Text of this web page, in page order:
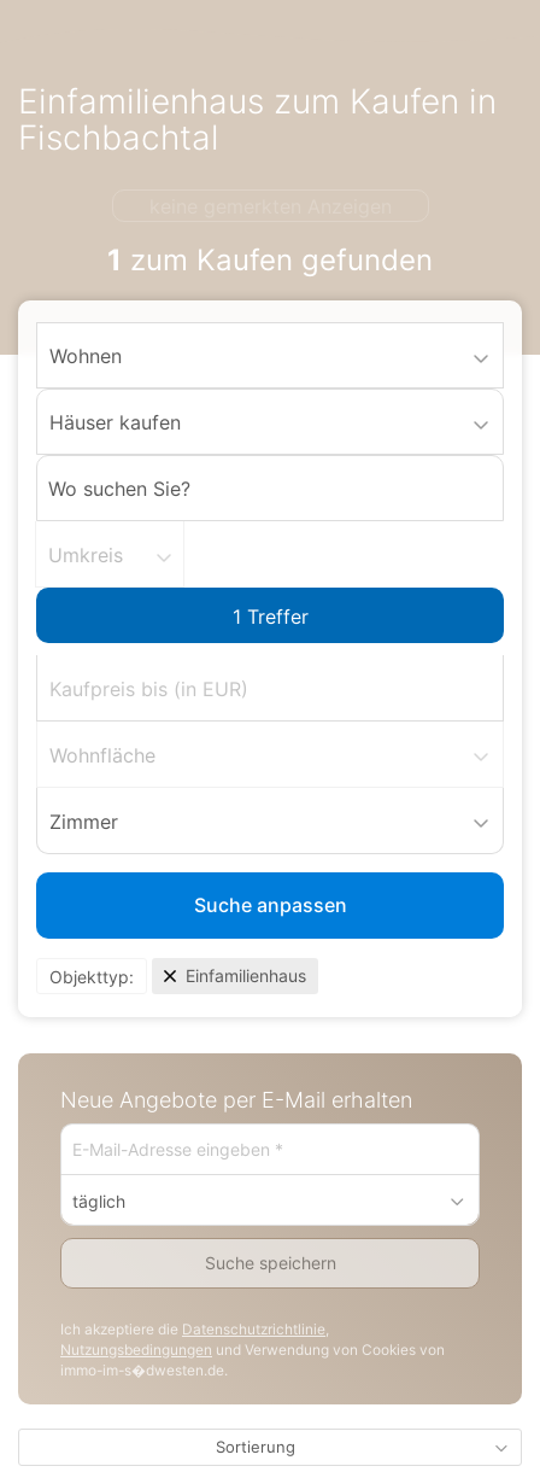
zur
Navigation
zum
Einfamilienhaus zum Kaufen in
Fischbachtal
1 zum Kaufen gefunden
Wohnen
Häuser kaufen
Umkreis
Wohnfläche
Zimmer
Suche anpassen
Objekttyp: Einfamilienhaus
Neue Angebote per E-Mail erhalten
täglich
Suche speichern
Ich akzeptiere die Datenschutzrichtlinie,
Nutzungsbedingungen und Verwendung von Cookies von
immo-im-s�dwesten.de.
Sortierung